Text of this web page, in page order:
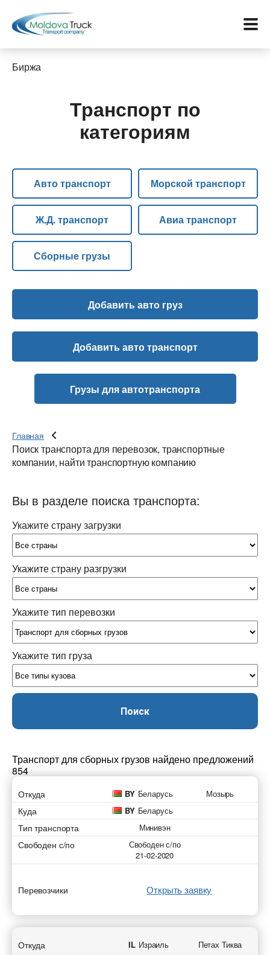
Услуги
Контакты
Биржа
Язык:
Биржа
Транспорт по
категориям
Авто транспорт Морской транспорт
Ж.Д. транспорт Авиа транспорт
Сборные грузы
Добавить авто груз
Добавить авто транспорт
Грузы для автотранспорта
Главная
Поиск транспорта для перевозок, транспортные
компании, найти транспортную компанию
Вы в разделе поиска транспорта:
Укажите страну загрузки
Укажите страну разгрузки
Укажите тип перевозки
Укажите тип груза
Поиск
Транспорт для сборных грузов найдено предложений
854
Откуда BY Беларусь Мозырь
Куда BY Беларусь
Тип транспорта Минивэн
Свободен с/по
Свободен с/по
21-02-2020
Перевозчики Открыть заявку
Откуда IL Израиль Петах Тиква